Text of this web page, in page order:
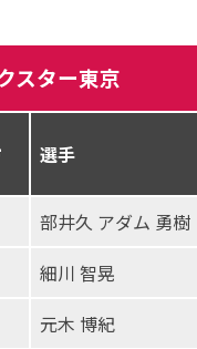
スター東京
選手
部井久 アダム 勇樹
細川 智晃
元木 博紀